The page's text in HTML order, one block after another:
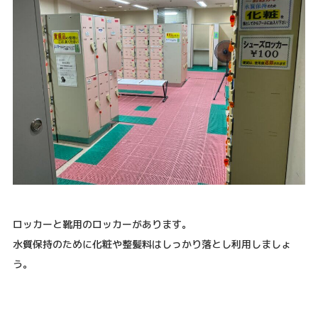
ロッカーと靴用のロッカーがあります。
水質保持のために化粧や整髪料はしっかり落とし利用しましょ
う。